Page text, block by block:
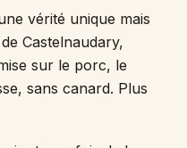
vérité unique mais
Castelnaudary,
sur le porc, le
sans canard. Plus